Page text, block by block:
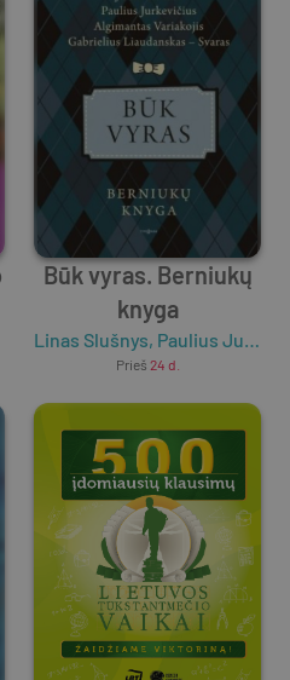
Būk vyras. Berniukų
knyga
Linas Slušnys, Paulius Jurkevičius
Prieš 24 d.